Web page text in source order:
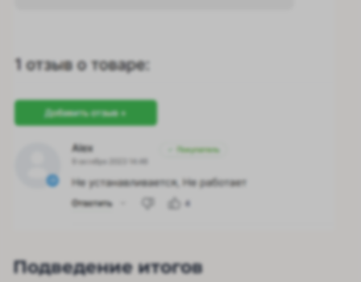
Подведение итогов